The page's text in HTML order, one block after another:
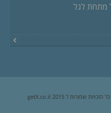
כל הזכויות שמורות ל getX.co.il 2015